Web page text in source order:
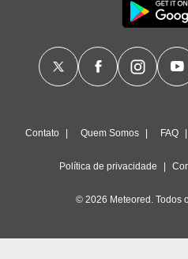
Contato Quem Somos FAQ
Política de privacidade
© 2026 Meteored. Todos